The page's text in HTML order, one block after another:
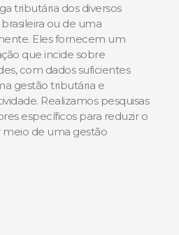
tributária dos diversos
ou de uma
Eles fornecem um
que incide sobre
com dados suficientes
gestão tributária e
Realizamos pesquisas
específicos para reduzir o
de uma gestão